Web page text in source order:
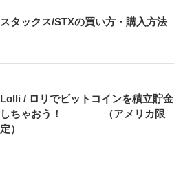
スタックス/STXの買い方・購入方法
Lolli / ロリでビットコインを積立貯金
しちゃおう！ （アメリカ限
定）